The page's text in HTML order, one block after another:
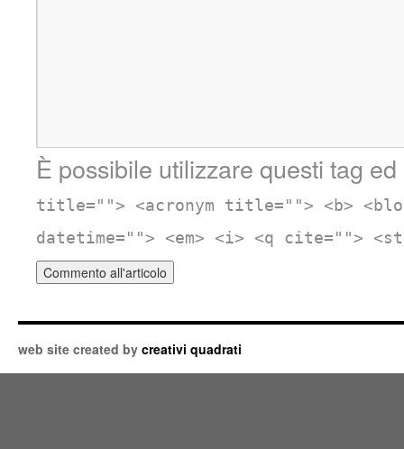
È possibile utilizzare questi tag
title=""> <acronym title=""> <b>
datetime=""> <em> <i> <q cite="">
web site created by creativi quadrati